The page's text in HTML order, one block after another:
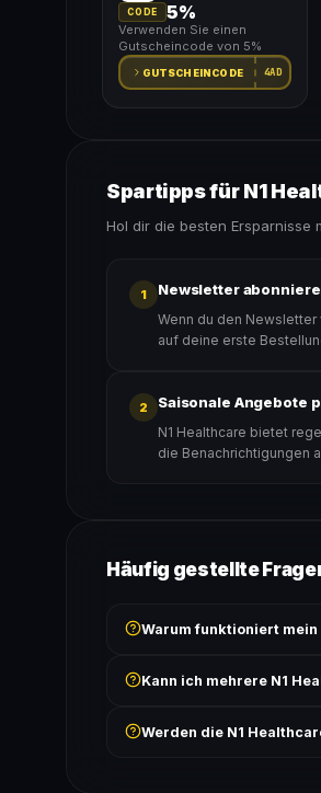
CODE 5%
Verwenden Sie einen
Gutscheincode von 5%
GUTSCHEINCODE 4AD
Spartipps für N1
Hol dir die besten Ersparnisse
1 Newsletter
Wenn du den Newsletter
auf deine erste
2 Saisonale Angebote
N1 Healthcare bietet
die Benachrichtigungen
Häufig gestellte
Warum funktioniert
Bedingungen findest du
Kann ich mehrere N1
ausgeschlossen, sofern
Werden die N1